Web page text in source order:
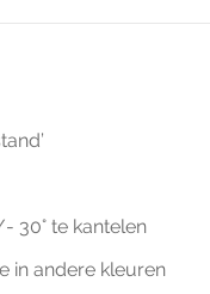
30° te kantelen
in andere kleuren